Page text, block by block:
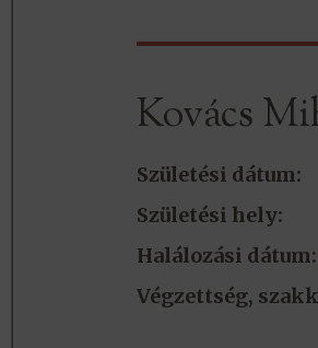
Kovács
Születési dátum:
Születési hely:
Halálozási dátum:
Végzettség,